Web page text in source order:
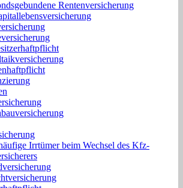
Rentenversicherung
Irrtümer beim Wechsel des Kfz-